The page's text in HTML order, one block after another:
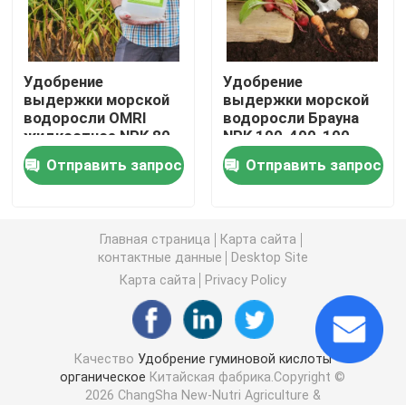
Удобрение Humate калия
Удобрение порошка выдержки морской водоросли
Порошок Fulvic кисловочный
Составной порошок аминокислоты
Удобрение гуминовой кислоты
Калий Fulvic кисловочное
Удобрение
выдержки морской
водоросли OMRI
жидкостное NPK 80-
220-450
Отправить запрос
Удобрение
выдержки морской
водоросли Брауна
NPK 100-400-100
жидкостное
Отправить запрос
Главная страница
Карта сайта
контактные данные
Desktop Site
Карта сайта
Privacy Policy
Качество Удобрение гуминовой кислоты
органическое Китайская фабрика.Copyright ©
2026 ChangSha New-Nutri Agriculture &